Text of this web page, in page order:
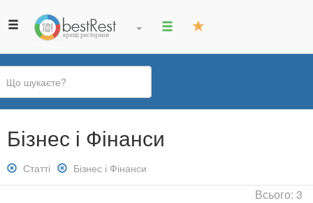
Ви
єБізнес і Фінанси
Зняти
фільтр:
Статті
Зняти
фільтр:
Бізнес і Фінанси
Всього: 3